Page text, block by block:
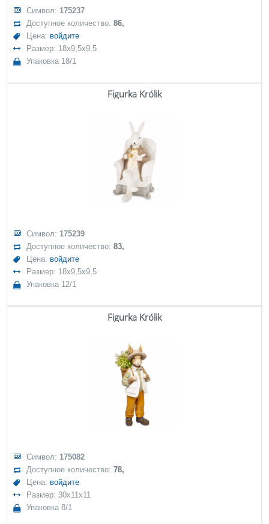
Символ: 175237
Доступное количество:86,
Цена: войдите
Размер: 18x9,5x9,5
Упаковка 18/1
Figurka Królik
Символ: 175239
Доступное количество:83,
Цена: войдите
Размер: 18x9,5x9,5
Упаковка 12/1
Figurka Królik
Символ: 175082
Доступное количество:78,
Цена: войдите
Размер: 30x11x11
Упаковка 8/1